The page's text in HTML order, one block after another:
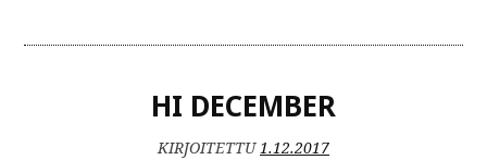
K
E
L
HI DECEMBER
KIRJOITETTU1.12.2017